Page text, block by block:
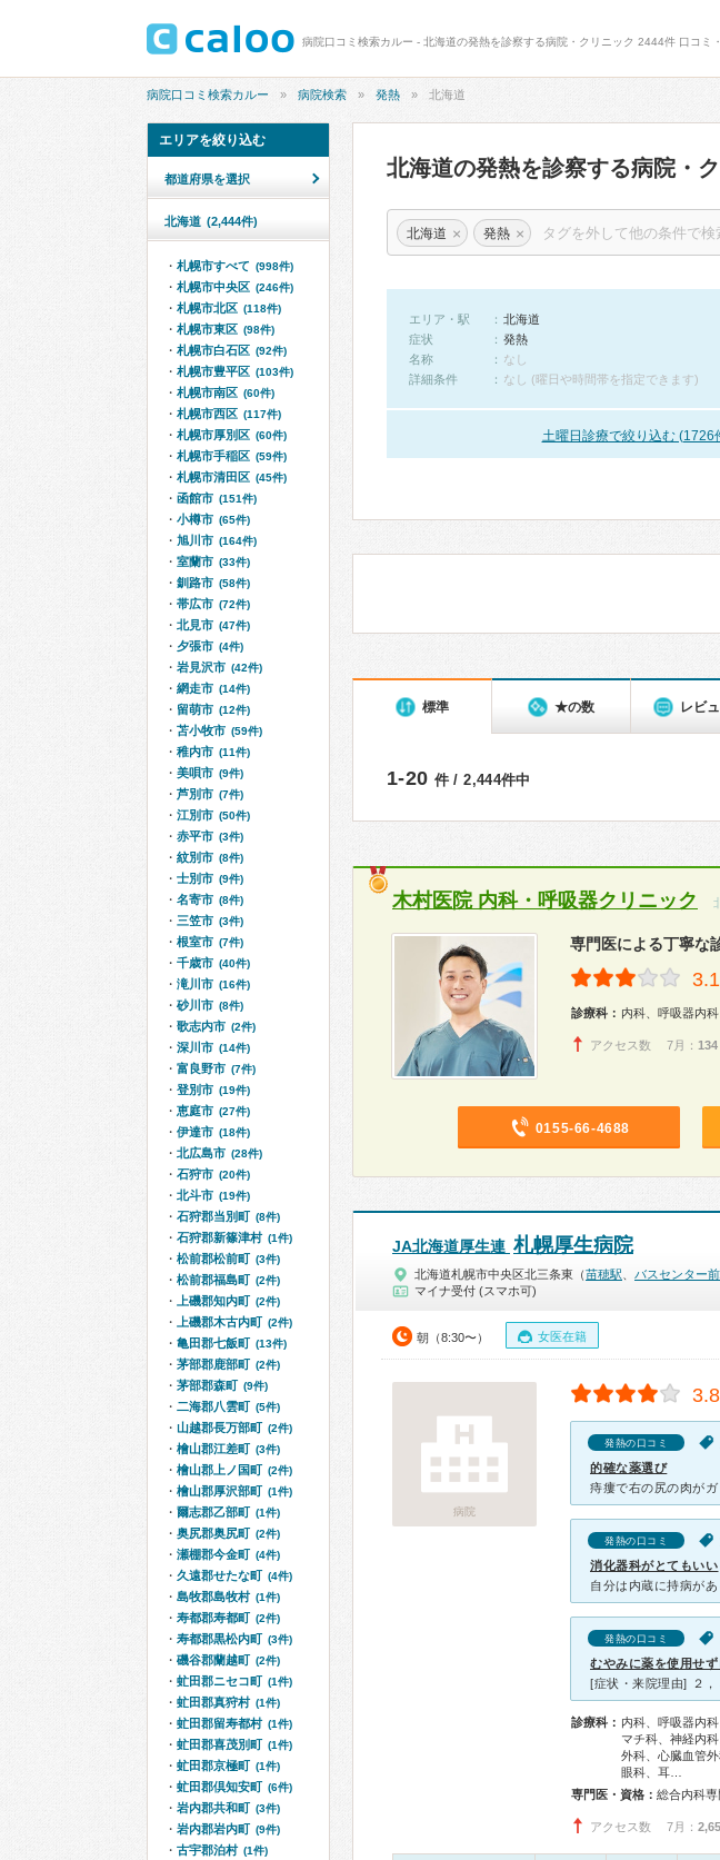
病院口コミ検索カルー - 北海道の発熱を診察する病院・クリニック 2444件 口コミ
病院口コミ検索カルー 病院検索 発熱 北海道
北海道の発熱を診察する病院・
北海道 × 発熱 ×
エリア・駅
北海道
症状
発熱
名称
なし
詳細条件
なし (曜日や時間帯を指定できます)
土曜日診療で絞り込む (1726
標準 ★の数 レビ
1-20 件 / 2,444件中
木村医院 内科・呼吸器クリニック
専門医による丁寧な
診療科： 内科、呼吸器内
アクセス数 7月： 134
0155-66-4688
JA北海道厚生連 札幌厚生病院
北海道札幌市中央区北三条東（苗穂駅 バスセンター
マイナ受付 (スマホ可)
朝（8:30〜） 女医在籍
病院
発熱の口コミ
的確な薬選び
発熱の口コミ
消化器科がとてもいい
発熱の口コミ
むやみに薬を使用せ
診療科： 内科、呼吸器内
マチ科、神経内
外科、心臓血管
眼科、耳…
専門医・資格：
アクセス数 7月：
エリアを絞り込む
都道府県を選択
北海道 (2,444件)
札幌市すべて (998件)
札幌市中央区 (246件)
札幌市北区 (118件)
札幌市東区 (98件)
札幌市白石区 (92件)
札幌市豊平区 (103件)
札幌市南区 (60件)
札幌市西区 (117件)
札幌市厚別区 (60件)
札幌市手稲区 (59件)
札幌市清田区 (45件)
函館市 (151件)
小樽市 (65件)
旭川市 (164件)
室蘭市 (33件)
釧路市 (58件)
帯広市 (72件)
北見市 (47件)
夕張市 (4件)
岩見沢市 (42件)
網走市 (14件)
留萌市 (12件)
苫小牧市 (59件)
稚内市 (11件)
美唄市 (9件)
芦別市 (7件)
江別市 (50件)
赤平市 (3件)
紋別市 (8件)
士別市 (9件)
名寄市 (8件)
三笠市 (3件)
根室市 (7件)
千歳市 (40件)
滝川市 (16件)
砂川市 (8件)
歌志内市 (2件)
深川市 (14件)
富良野市 (7件)
登別市 (19件)
恵庭市 (27件)
伊達市 (18件)
北広島市 (28件)
石狩市 (20件)
北斗市 (19件)
石狩郡当別町 (8件)
石狩郡新篠津村 (1件)
松前郡松前町 (3件)
松前郡福島町 (2件)
上磯郡知内町 (2件)
上磯郡木古内町 (2件)
亀田郡七飯町 (13件)
茅部郡鹿部町 (2件)
茅部郡森町 (9件)
二海郡八雲町 (5件)
山越郡長万部町 (2件)
檜山郡江差町 (3件)
檜山郡上ノ国町 (2件)
檜山郡厚沢部町 (1件)
爾志郡乙部町 (1件)
奥尻郡奥尻町 (2件)
瀬棚郡今金町 (4件)
久遠郡せたな町 (4件)
島牧郡島牧村 (1件)
寿都郡寿都町 (2件)
寿都郡黒松内町 (3件)
磯谷郡蘭越町 (2件)
虻田郡ニセコ町 (1件)
虻田郡真狩村 (1件)
虻田郡留寿都村 (1件)
虻田郡喜茂別町 (1件)
虻田郡京極町 (1件)
虻田郡倶知安町 (6件)
岩内郡共和町 (3件)
岩内郡岩内町 (9件)
古宇郡泊村 (1件)